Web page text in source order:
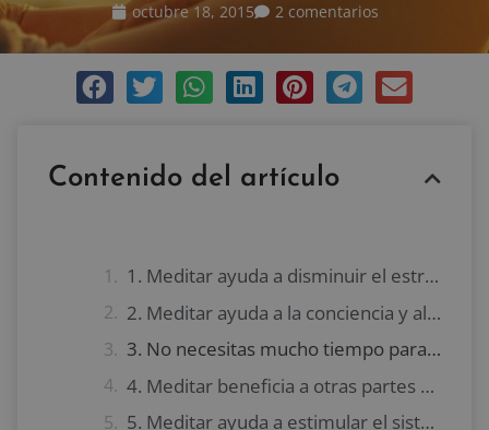
octubre 18, 2015 2 comentarios
Contenido del artículo
1. Meditar ayuda a disminuir el estrés y las emociones negativas
2. Meditar ayuda a la conciencia y al control emocional
3. No necesitas mucho tiempo para ver los beneficios de la meditación
4. Meditar beneficia a otras partes de tu cuerpo
5. Meditar ayuda a estimular el sistema inmunológico